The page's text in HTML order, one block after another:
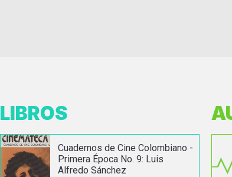
LIBROS
Cuadernos de Cine Colombiano -
Primera Época No. 9: Luis
Alfredo Sánchez